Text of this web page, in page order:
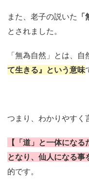
また、老子の説いた
とされました。
「無為自然」とは、自
て生きる』という意味
つまり、わかりやすく
【「道」と一体にな
となり、仙人になる事
的です。